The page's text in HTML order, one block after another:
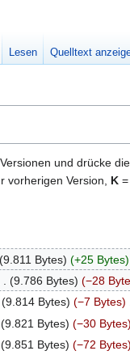
und drücke
vorherigen Version, K
9.811 Bytes +25 Bytes
9.786 Bytes −28
9.814 Bytes −7 Bytes
9.821 Bytes −30 Bytes
9.851 Bytes −72 Bytes
Lesen Quelltext